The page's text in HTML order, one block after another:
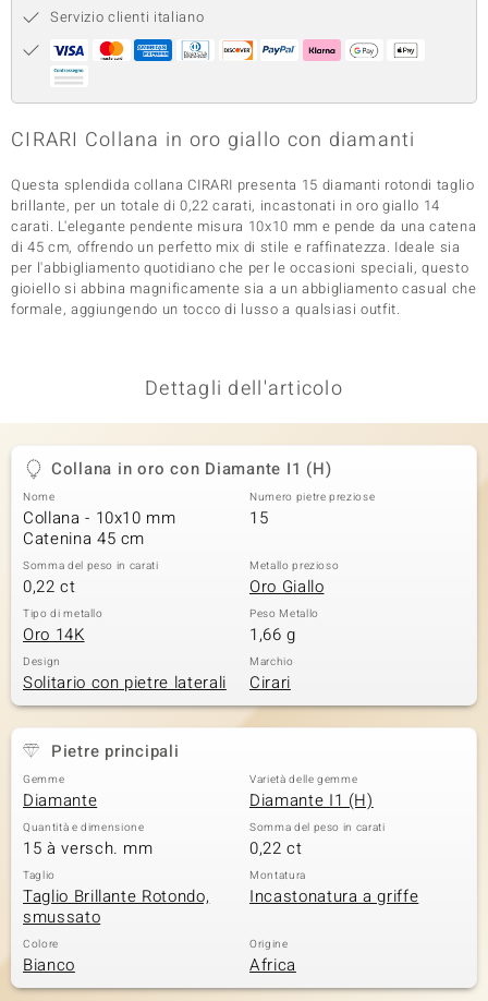
ClassicsServizio clienti italiano
CIRARI Collana in oro giallo con diamanti
Questa splendida collana CIRARI presenta 15 diamanti rotondi taglio
brillante, per un totale di 0,22 carati, incastonati in oro giallo 14
carati. L'elegante pendente misura 10x10 mm e pende da una catena
di 45 cm, offrendo un perfetto mix di stile e raffinatezza. Ideale sia
per l'abbigliamento quotidiano che per le occasioni speciali, questo
gioiello si abbina magnificamente sia a un abbigliamento casual che
formale, aggiungendo un tocco di lusso a qualsiasi outfit.
Dettagli dell'articolo
Collana in oro con Diamante I1 (H)
Nome
Collana - 10x10 mm
Catenina 45 cm
Numero pietre preziose
15
Somma del peso in carati
0,22 ct
Metallo prezioso
Oro Giallo
Tipo di metallo
Oro 14K
Peso Metallo
1,66 g
Design
Solitario con pietre laterali
Marchio
Cirari
Pietre principali
Gemme
Diamante
Varietà delle gemme
Diamante I1 (H)
Quantità e dimensione
15 à versch. mm
Somma del peso in carati
0,22 ct
Taglio
Taglio Brillante Rotondo,
smussato
Montatura
Incastonatura a griffe
Colore
Bianco
Origine
Africa